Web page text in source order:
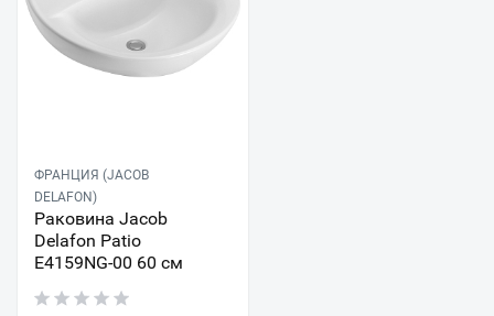
ФРАНЦИЯ (JACOB
DELAFON)
Раковина Jacob
Delafon Patio
E4159NG-00 60 см